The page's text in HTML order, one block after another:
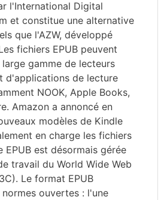
l'International Digital
et constitue une alternative
que l'AZW, développé
fichiers EPUB peuvent
gamme de lecteurs
d'applications de lecture
NOOK, Apple Books,
Amazon a annoncé en
modèles de Kindle
en charge les fichiers
EPUB est désormais gérée
travail du World Wide Web
Le format EPUB
ouvertes : l'une